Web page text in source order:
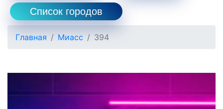
Список городов
Главная Миасс 394